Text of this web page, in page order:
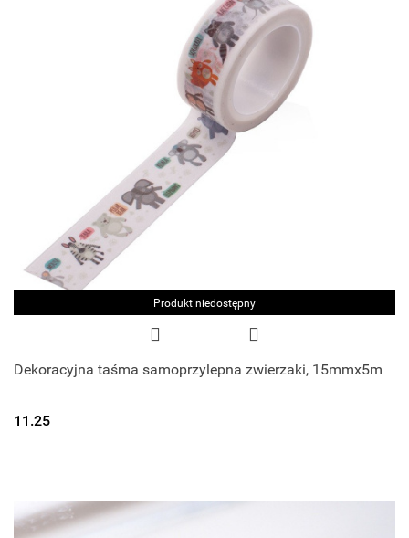
Produkt niedostępny
Dekoracyjna taśma samoprzylepna zwierzaki, 15mmx5m
11.25